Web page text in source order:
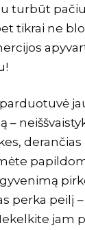
turbūt pačiu
tikrai ne
–
perka peilį
jam